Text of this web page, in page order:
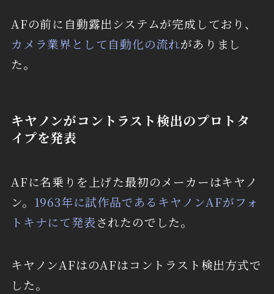
AFの前に自動露出システムが完成しており、
カメラ業界として自動化の流れがありまし
た。
キヤノンがコントラスト検出のプロトタ
イプを発表
AFに名乗りを上げた最初のメーカーはキヤノ
ン。 1963年に試作品であるキヤノンAFがフォ
トキナにて発表されたのでした。
キヤノンAFはのAFはコントラスト検出方式で
した。